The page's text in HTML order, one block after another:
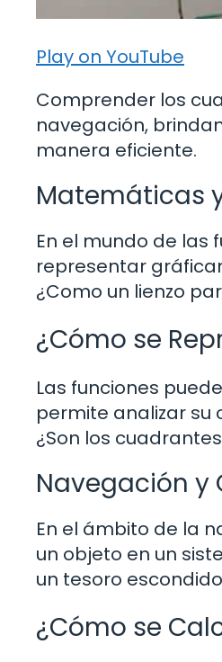
Play on YouTube
Comprender los
navegación,
manera eficiente.
Matemáticas
En el mundo de
representar
¿Como un lienzo
¿Cómo se
Las funciones
permite analizar su
¿Son los
Navegación y
En el ámbito de la
un objeto en un
un tesoro
¿Cómo se